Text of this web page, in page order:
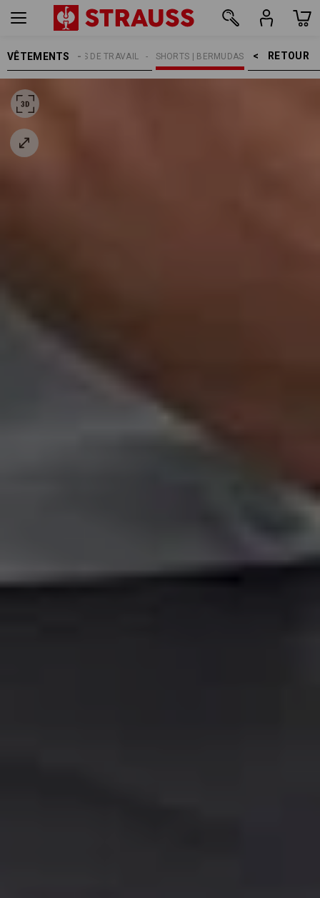
VÊTEMENTS RETOUR    >
SHORTS | BERMUDAS
PANTALONS DE TRAVAIL